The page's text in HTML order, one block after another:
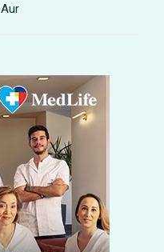
Aur